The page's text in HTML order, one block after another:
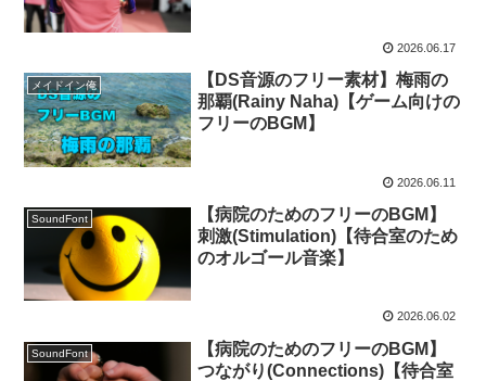
2026.06.17
メイドイン俺
【DS音源のフリー素材】梅雨の
那覇(Rainy Naha)【ゲーム向けの
フリーのBGM】
2026.06.11
SoundFont
【病院のためのフリーのBGM】
刺激(Stimulation)【待合室のため
のオルゴール音楽】
2026.06.02
SoundFont
【病院のためのフリーのBGM】
つながり(Connections)【待合室